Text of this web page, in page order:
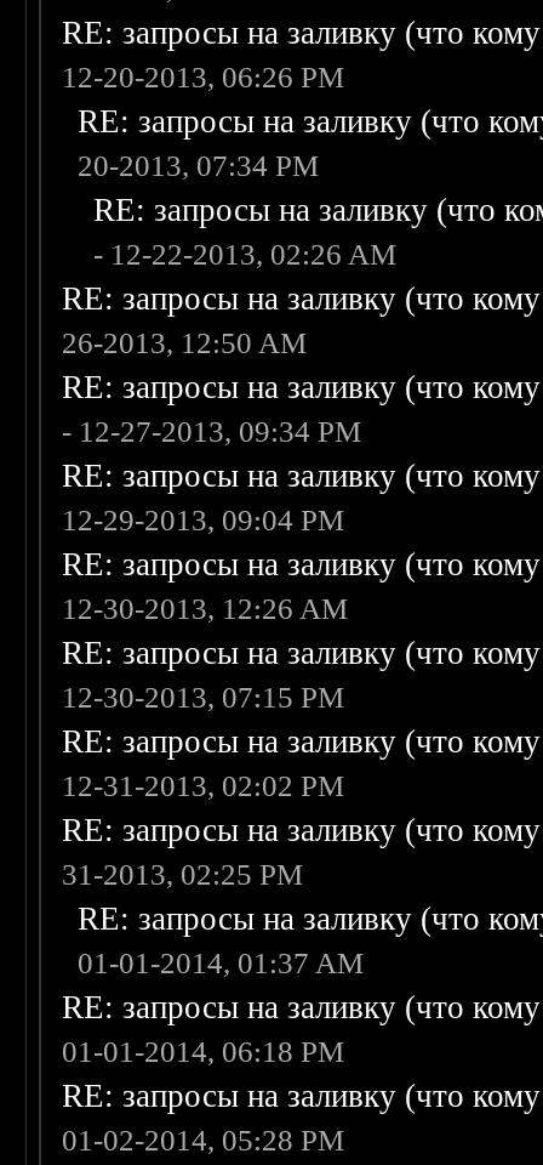
RE: запросы на заливку (что
12-20-2013, 06:26 PM
RE: запросы на заливку (что
20-2013, 07:34 PM
RE: запросы на заливку (что
- 12-22-2013, 02:26 AM
RE: запросы на заливку (что
26-2013, 12:50 AM
RE: запросы на заливку (что
- 12-27-2013, 09:34 PM
RE: запросы на заливку (что
12-29-2013, 09:04 PM
RE: запросы на заливку (что
12-30-2013, 12:26 AM
RE: запросы на заливку (что
12-30-2013, 07:15 PM
RE: запросы на заливку (что
12-31-2013, 02:02 PM
RE: запросы на заливку (что
31-2013, 02:25 PM
RE: запросы на заливку (что
01-01-2014, 01:37 AM
RE: запросы на заливку (что
01-01-2014, 06:18 PM
RE: запросы на заливку (что
01-02-2014, 05:28 PM